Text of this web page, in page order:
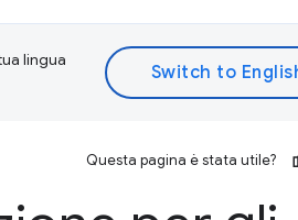
lingua
Questa pagina è stata utile?